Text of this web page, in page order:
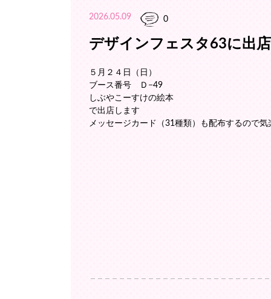
2026.05.09 0
デザインフェスタ63に出
５月２４日（日）
ブース番号 Ｄ−49
しぶやこーすけの絵本
で出店します
メッセージカード（31種類）も配布するので